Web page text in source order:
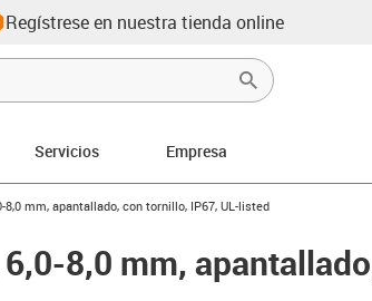
Regístrese en nuestra tienda online
Servicios Empresa
mm, apantallado, con tornillo, IP67, UL-listed
8,0 mm,